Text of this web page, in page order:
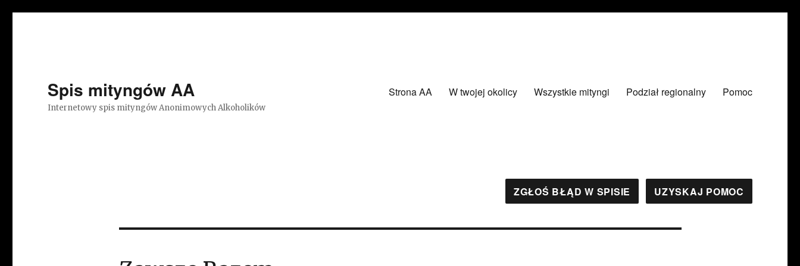
Spis mityngów AA
Internetowy spis mityngów Anonimowych Alkoholików
Strona AA W twojej okolicy Wszystkie mityngi Podział regionalny Pomoc
ZGŁOŚ BŁĄD W SPISIE UZYSKAJ POMOC